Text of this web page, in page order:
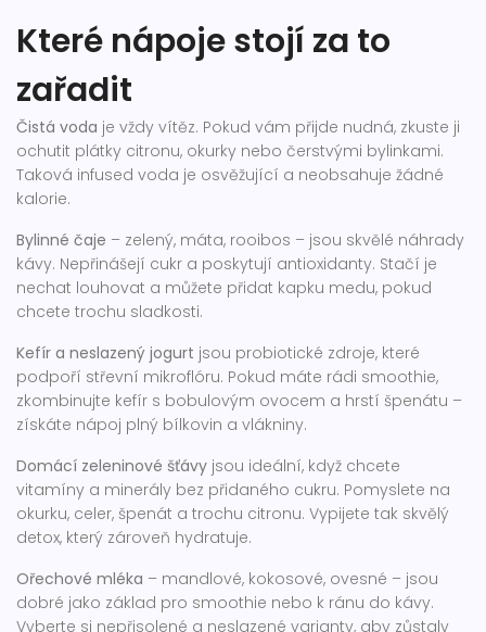
Které nápoje stojí za to
zařadit
Čistá voda je vždy vítěz. Pokud vám přijde nudná, zkuste ji
ochutit plátky citronu, okurky nebo čerstvými bylinkami.
Taková infused voda je osvěžující a neobsahuje žádné
kalorie.
Bylinné čaje – zelený, máta, rooibos – jsou skvělé náhrady
kávy. Nepřinášejí cukr a poskytují antioxidanty. Stačí je
nechat louhovat a můžete přidat kapku medu, pokud
chcete trochu sladkosti.
Kefír a neslazený jogurt jsou probiotické zdroje, které
podpoří střevní mikroflóru. Pokud máte rádi smoothie,
zkombinujte kefír s bobulovým ovocem a hrstí špenátu –
získáte nápoj plný bílkovin a vlákniny.
Domácí zeleninové šťávy jsou ideální, když chcete
vitamíny a minerály bez přidaného cukru. Pomyslete na
okurku, celer, špenát a trochu citronu. Vypijete tak skvělý
detox, který zároveň hydratuje.
Ořechové mléka – mandlové, kokosové, ovesné – jsou
dobré jako základ pro smoothie nebo k ránu do kávy.
Vyberte si nepřisolené a neslazené varianty, aby zůstaly